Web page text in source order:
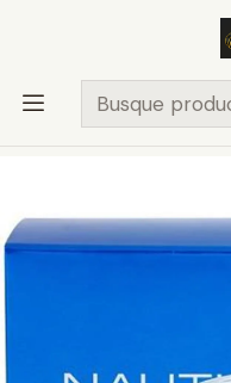
en
Inicio PERFUMES Y
NAUTICA